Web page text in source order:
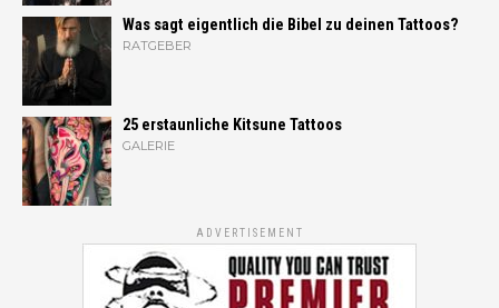
Was sagt eigentlich die Bibel zu deinen Tattoos?
RATGEBER
25 erstaunliche Kitsune Tattoos
GALERIE
ADVERTISEMENT